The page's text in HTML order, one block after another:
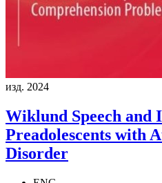
изд. 2024
Wiklund Speech and
Preadolescents with
Disorder